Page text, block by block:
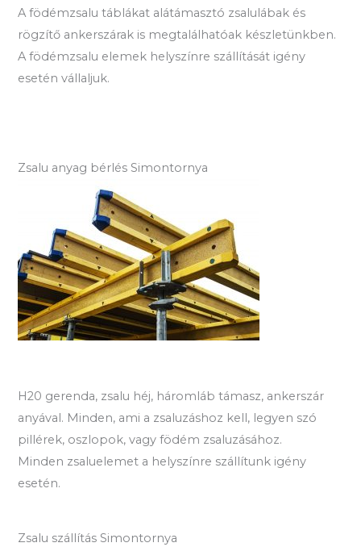
A födémzsalu táblákat alátámasztó zsalulábak és
rögzítő ankerszárak is megtalálhatóak készletünkben.
A födémzsalu elemek helyszínre szállítását igény
esetén vállaljuk.
Zsalu anyag bérlés Simontornya
H20 gerenda, zsalu héj, háromláb támasz, ankerszár
anyával. Minden, ami a zsaluzáshoz kell, legyen szó
pillérek, oszlopok, vagy födém zsaluzásához.
Minden zsaluelemet a helyszínre szállítunk igény
esetén.
Zsalu szállítás Simontornya